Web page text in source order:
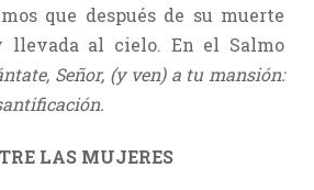
que después de su muerte
llevada al cielo. En el Salmo
Señor, (y ven) a tu mansión:
LAS MUJERES